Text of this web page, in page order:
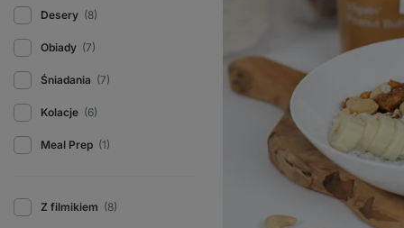
Desery (8)
Obiady (7)
Śniadania (7)
Kolacje (6)
Meal Prep (1)
Z filmikiem (8)